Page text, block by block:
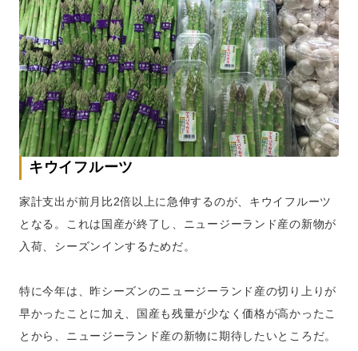
キウイフルーツ
家計支出が前月比2倍以上に急伸するのが、キウイフルーツ
となる。これは国産が終了し、ニュージーランド産の新物が
入荷、シーズンインするためだ。
特に今年は、昨シーズンのニュージーランド産の切り上りが
早かったことに加え、国産も残量が少なく価格が高かったこ
とから、ニュージーランド産の新物に期待したいところだ。